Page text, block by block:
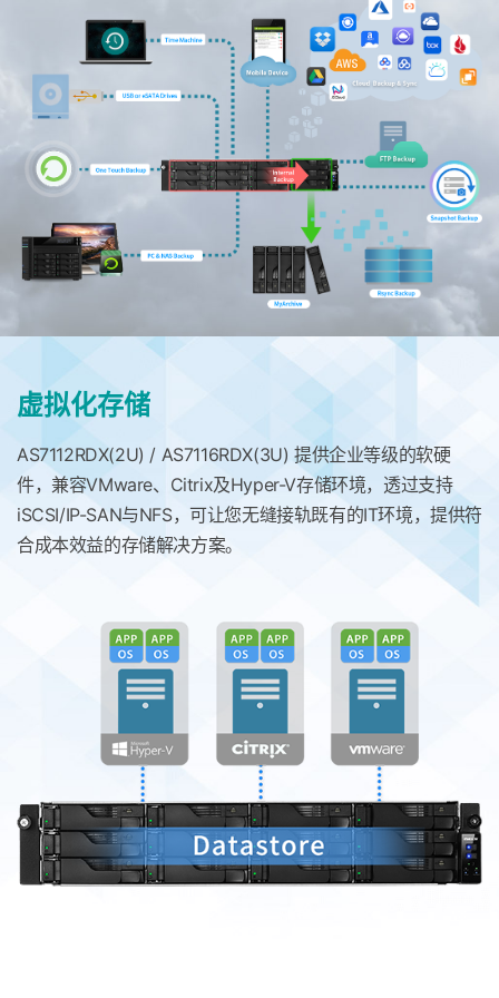
虚拟化存储
AS7112RDX(2U) / AS7116RDX(3U) 提供企业等级的软硬
件，兼容VMware、Citrix及Hyper-V存储环境，透过支持
iSCSI/IP-SAN与NFS，可让您无缝接轨既有的IT环境，提供符
合成本效益的存储解决方案。